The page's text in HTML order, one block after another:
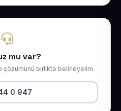
mu var?
çözümünü birlikte belirleyelim.
0 947